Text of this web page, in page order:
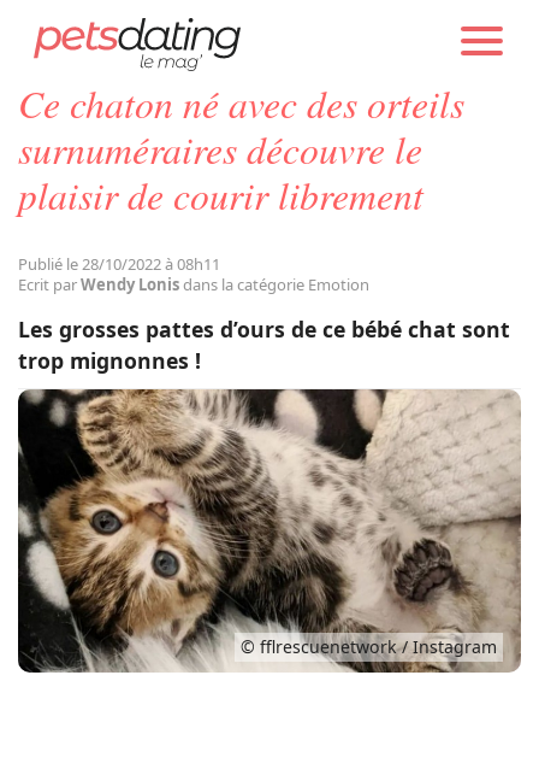
Chien
Chat
Faits Divers
Tops
Sauvetages
Conso
PETS DATING ACTUALITÉS EMOTION
Ce chaton né avec des orteils
surnuméraires découvre le
plaisir de courir librement
Publié le 28/10/2022 à 08h11
Ecrit parWendy Lonisdans la catégorie Emotion
Les grosses pattes d’ours de ce bébé chat sont
trop mignonnes !
© fflrescuenetwork / Instagram